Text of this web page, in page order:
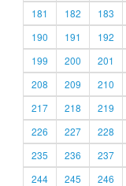
181
182 183
190
191 192
199
200 201
208
209 210
217
218 219
226
227 228
235
236 237
244
245 246